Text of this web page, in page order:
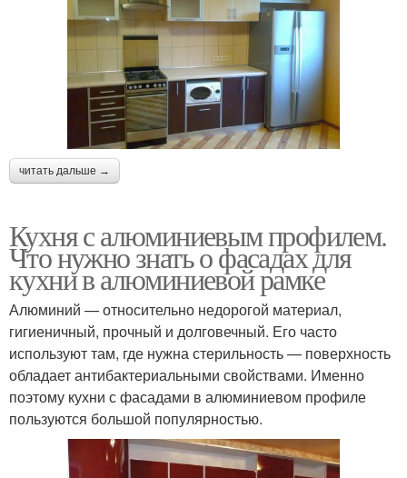
читать дальше →
Кухня с алюминиевым профилем.
Что нужно знать о фасадах для
кухни в алюминиевой рамке
Алюминий — относительно недорогой материал,
гигиеничный, прочный и долговечный. Его часто
используют там, где нужна стерильность — поверхность
обладает антибактериальными свойствами. Именно
поэтому кухни с фасадами в алюминиевом профиле
пользуются большой популярностью.